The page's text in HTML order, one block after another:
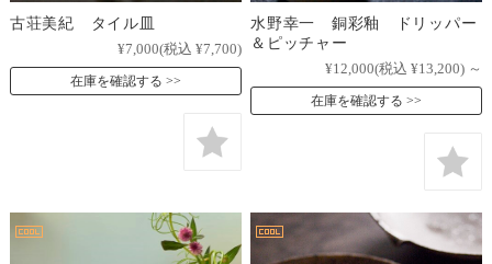
古荘美紀 タイル皿
¥7,000(税込 ¥7,700)
在庫を確認する
水野幸一 銅彩釉 ドリッパー
＆ピッチャー
¥12,000(税込 ¥13,200) ～
在庫を確認する